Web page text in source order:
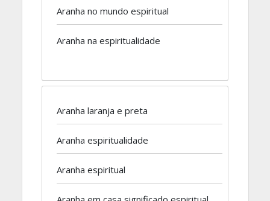
Aranha no mundo espiritual
Aranha na espiritualidade
Aranha laranja e preta
Aranha espiritualidade
Aranha espiritual